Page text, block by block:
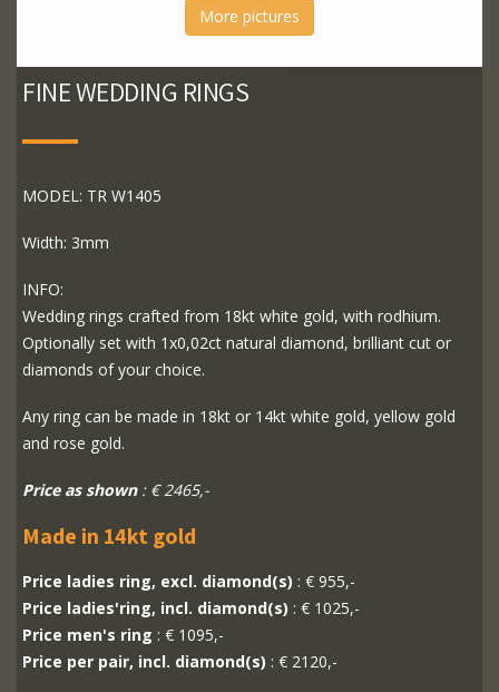
More pictures
FINE WEDDING RINGS
MODEL: TR W1405
Width: 3mm
INFO:
Wedding rings crafted from 18kt white gold, with rodhium.
Optionally set with 1x0,02ct natural diamond, brilliant cut or
diamonds of your choice.
Any ring can be made in 18kt or 14kt white gold, yellow gold
and rose gold.
Price as shown: € 2465,-
Made in 14kt gold
Price ladies ring, excl. diamond(s) : € 955,-
Price ladies'ring, incl. diamond(s) : € 1025,-
Price men's ring : € 1095,-
Price per pair, incl. diamond(s) : € 2120,-